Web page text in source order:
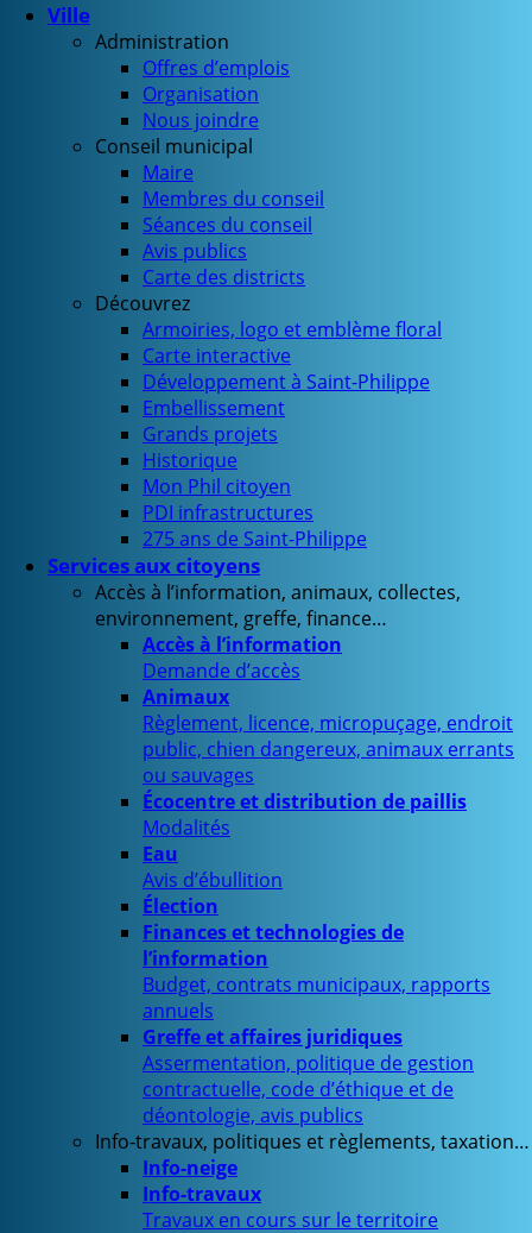
Ville
Administration
Offres d’emplois
Organisation
Nous joindre
Conseil municipal
Maire
Membres du conseil
Séances du conseil
Avis publics
Carte des districts
Découvrez
Armoiries, logo et emblème floral
Carte interactive
Développement à Saint-Philippe
Embellissement
Grands projets
Historique
Mon Phil citoyen
PDI infrastructures
275 ans de Saint-Philippe
Services aux citoyens
Accès à l’information, animaux, collectes,
environnement, greffe, finance…
Accès à l’information
Demande d’accès
Animaux
Règlement, licence, micropuçage, endroit
public, chien dangereux, animaux errants
ou sauvages
Écocentre et distribution de paillis
Modalités
Eau
Avis d’ébullition
Élection
Finances et technologies de
l’information
Budget, contrats municipaux, rapports
annuels
Greffe et affaires juridiques
Assermentation, politique de gestion
contractuelle, code d’éthique et de
déontologie, avis publics
Info-travaux, politiques et règlements, taxation…
Info-neige
Info-travaux
Travaux en cours sur le territoire